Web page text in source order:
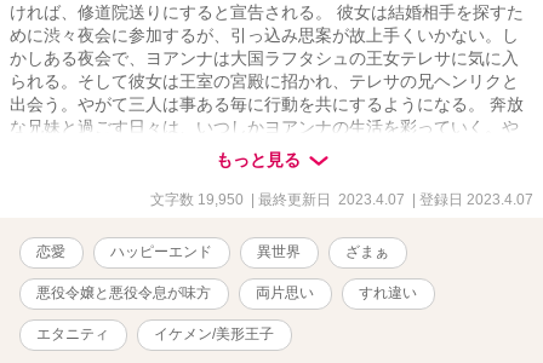
ければ、修道院送りにすると宣告される。 彼女は結婚相手を探すた
めに渋々夜会に参加するが、引っ込み思案が故上手くいかない。し
かしある夜会で、ヨアンナは大国ラフタシュの王女テレサに気に入
られる。そして彼女は王室の宮殿に招かれ、テレサの兄ヘンリクと
出会う。やがて三人は事ある毎に行動を共にするようになる。 奔放
な兄妹と過ごす日々は、いつしかヨアンナの生活を彩っていく。や
がて彼女はヘンリクへの恋心に気付くが、別れの日は刻一刻と迫っ
ていた。 +「幸福な初恋の終わり方～王子は傷もの令嬢を寵愛す～」
のR18・加筆修正版となります。
もっと見る
文字数 19,950 | 最終更新日 2023.4.07 | 登録日 2023.4.07
恋愛 ハッピーエンド 異世界 ざまぁ
悪役令嬢と悪役令息が味方 両片思い すれ違い
エタニティ イケメン/美形王子